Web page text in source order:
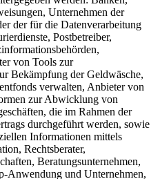
Unternehmen der
der für die Datenverarbeitung
Postbetreiber,
von Tools zur
Bekämpfung der Geldwäsche,
verwalten, Anbieter von
zur Abwicklung von
die im Rahmen der
durchgeführt werden, sowie
Informationen mittels
Rechtsberater,
Beratungsunternehmen,
Anwendung und Unternehmen,